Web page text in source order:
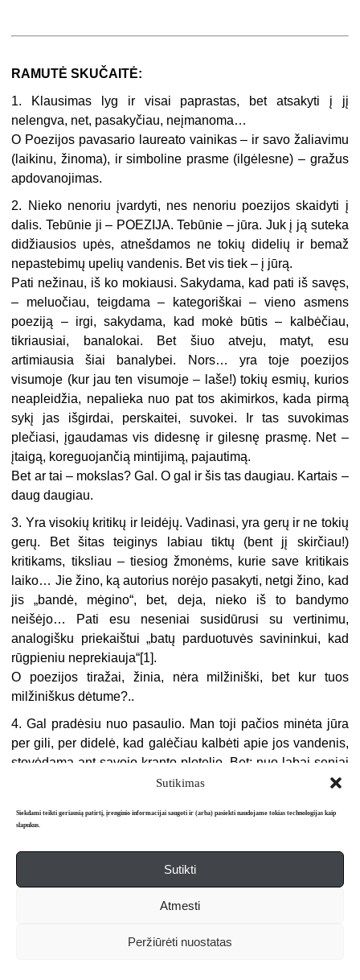
Sutikimas
Siekdami teikti geriausią patirtį, įrenginio informacijai saugoti ir (arba) pasiekti naudojame tokias technologijas kaip
slapukus.
Sutikti
Atmesti
Peržiūrėti nuostatas
RAMUTĖ SKUČAITĖ:
1. Klausimas lyg ir visai paprastas, bet atsakyti į jį
nelengva, net, pasakyčiau, neįmanoma…
O Poezijos pavasario laureato vainikas – ir savo žaliavimu
(laikinu, žinoma), ir simboline prasme (ilgėlesne) – gražus
apdovanojimas.
2. Nieko nenoriu įvardyti, nes nenoriu poezijos skaidyti į
dalis. Tebūnie ji – POEZIJA. Tebūnie – jūra. Juk į ją suteka
didžiausios upės, atnešdamos ne tokių didelių ir bemaž
nepastebimų upelių vandenis. Bet vis tiek – į jūrą.
Pati nežinau, iš ko mokiausi. Sakydama, kad pati iš savęs,
– meluočiau, teigdama – kategoriškai – vieno asmens
poeziją – irgi, sakydama, kad mokė būtis – kalbėčiau,
tikriausiai, banalokai. Bet šiuo atveju, matyt, esu
artimiausia šiai banalybei. Nors… yra toje poezijos
visumoje (kur jau ten visumoje – laše!) tokių esmių, kurios
neapleidžia, nepalieka nuo pat tos akimirkos, kada pirmą
sykį jas išgirdai, perskaitei, suvokei. Ir tas suvokimas
plečiasi, įgaudamas vis didesnę ir gilesnę prasmę. Net –
įtaigą, koreguojančią mintijimą, pajautimą.
Bet ar tai – mokslas? Gal. O gal ir šis tas daugiau. Kartais –
daug daugiau.
3. Yra visokių kritikų ir leidėjų. Vadinasi, yra gerų ir ne tokių
gerų. Bet šitas teiginys labiau tiktų (bent jį skirčiau!)
kritikams, tiksliau – tiesiog žmonėms, kurie save kritikais
laiko… Jie žino, ką autorius norėjo pasakyti, netgi žino, kad
jis „bandė, mėgino“, bet, deja, nieko iš to bandymo
neišėjo… Pati esu neseniai susidūrusi su vertinimu,
analogišku priekaištui „batų parduotuvės savininkui, kad
rūgpieniu neprekiauja“[1].
O poezijos tiražai, žinia, nėra milžiniški, bet kur tuos
milžiniškus dėtume?..
4. Gal pradėsiu nuo pasaulio. Man toji pačios minėta jūra
per gili, per didelė, kad galėčiau kalbėti apie jos vandenis,
stovėdama ant savojo kranto plotelio. Bet: nuo labai seniai
nepalieka manęs Alphonseÿo de Lamartineÿo „Le lac“ –
greičiau – šnabždesys – toks be šnabždesio – tiesiog
seul jour“. Beje, ir labai norėdama negaliu to eilėraščio
išversti, nes reikėtų vertimą pavadinti „Ežeru“. Žodis kitoks.